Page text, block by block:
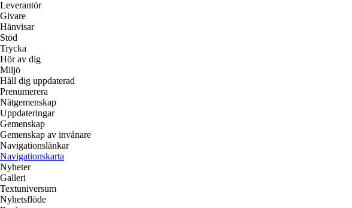
Leverantör
Givare
Hänvisar
Stöd
Trycka
Hör av dig
Miljö
Håll dig uppdaterad
Prenumerera
Nätgemenskap
Uppdateringar
Gemenskap
Gemenskap av invånare
Navigationslänkar
Navigationskarta
Nyheter
Galleri
Textuniversum
Nyhetsflöde